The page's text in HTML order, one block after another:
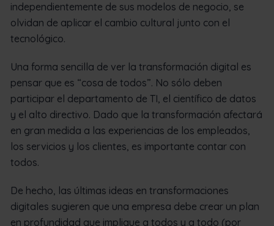
independientemente de sus modelos de negocio, se
olvidan de aplicar el cambio cultural junto con el
tecnológico.
Una forma sencilla de ver la transformación digital es
pensar que es “cosa de todos”. No sólo deben
participar el departamento de TI, el científico de datos
y el alto directivo. Dado que la transformación afectará
en gran medida a las experiencias de los empleados,
los servicios y los clientes, es importante contar con
todos.
De hecho, las últimas ideas en transformaciones
digitales sugieren que una empresa debe crear un plan
en profundidad que implique a todos y a todo (por